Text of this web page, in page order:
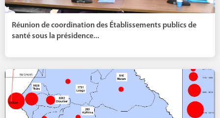
Réunion de coordination des Établissements publics de
santé sous la présidence...